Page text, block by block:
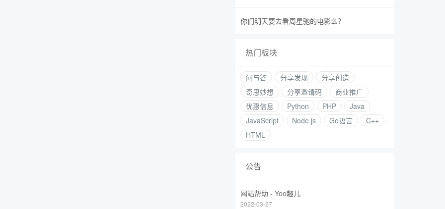
你们明天要去看周星驰的电影么？
热门板块
问与答 分享发现
分享创造
奇思妙想
分享邀请码
商业推广
优惠信息
Python PHP
Java
JavaScript
Node.js Go语言
C++
HTML
公告
网站帮助 - Yoo趣儿
2022-03-27